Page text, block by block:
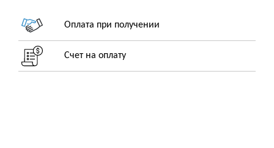
Оплата при получении
Счет на оплату